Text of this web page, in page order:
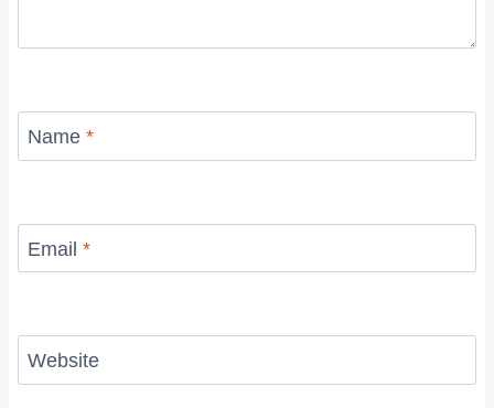
Name *
Email *
Website